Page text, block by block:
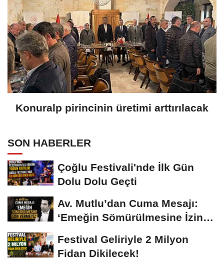
Konuralp pirincinin üretimi arttırılacak
SON HABERLER
Çoğlu Festivali'nde İlk Gün
Dolu Dolu Geçti
Av. Mutlu’dan Cuma Mesajı:
‘Emeğin Sömürülmesine İzin
Festival Geliriyle 2 Milyon
Fidan Dikilecek!